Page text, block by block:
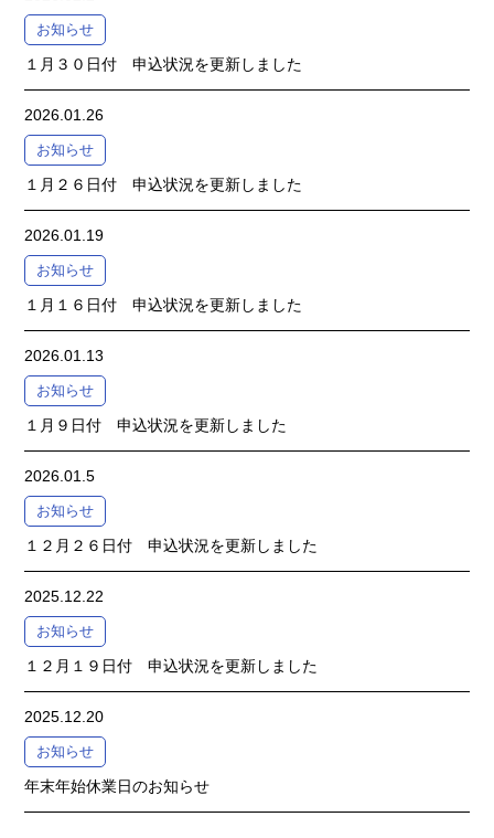
お知らせ
１月３０日付 申込状況を更新しました
2026.01.26
お知らせ
１月２６日付 申込状況を更新しました
2026.01.19
お知らせ
１月１６日付 申込状況を更新しました
2026.01.13
お知らせ
１月９日付 申込状況を更新しました
2026.01.5
お知らせ
１２月２６日付 申込状況を更新しました
2025.12.22
お知らせ
１２月１９日付 申込状況を更新しました
2025.12.20
お知らせ
年末年始休業日のお知らせ